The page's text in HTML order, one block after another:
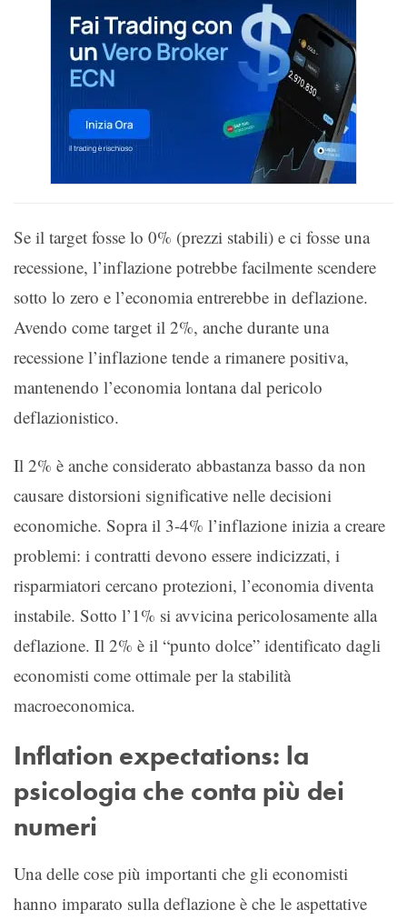
Se il target fosse lo 0% (prezzi stabili) e ci fosse una
recessione, l’inflazione potrebbe facilmente scendere
sotto lo zero e l’economia entrerebbe in deflazione.
Avendo come target il 2%, anche durante una
recessione l’inflazione tende a rimanere positiva,
mantenendo l’economia lontana dal pericolo
deflazionistico.
Il 2% è anche considerato abbastanza basso da non
causare distorsioni significative nelle decisioni
economiche. Sopra il 3-4% l’inflazione inizia a creare
problemi: i contratti devono essere indicizzati, i
risparmiatori cercano protezioni, l’economia diventa
instabile. Sotto l’1% si avvicina pericolosamente alla
deflazione. Il 2% è il “punto dolce” identificato dagli
economisti come ottimale per la stabilità
macroeconomica.
Inflation expectations: la
psicologia che conta più dei
numeri
Una delle cose più importanti che gli economisti
hanno imparato sulla deflazione è che le aspettative